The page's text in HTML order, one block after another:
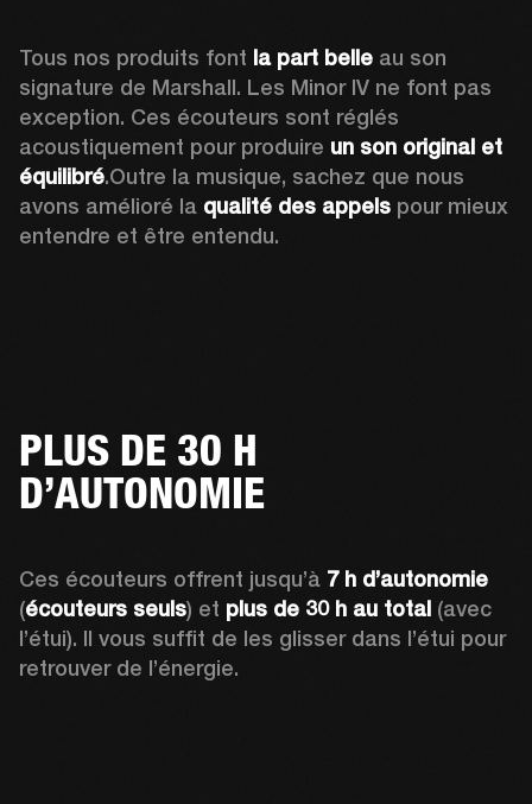
Tous nos produits font la part belle au son
signature de Marshall. Les Minor IV ne font pas
exception. Ces écouteurs sont réglés
acoustiquement pour produire un son original et
équilibré.Outre la musique, sachez que nous
avons amélioré la qualité des appels pour mieux
entendre et être entendu.
PLUS DE 30 H
D’AUTONOMIE
Ces écouteurs offrent jusqu’à 7 h d’autonomie
(écouteurs seuls) et plus de 30 h au total (avec
l’étui). Il vous suffit de les glisser dans l’étui pour
retrouver de l’énergie.